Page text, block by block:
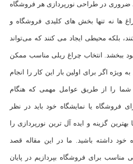
ضروری در طراحی نورپردازی هر فروشگاه
‌ها نه تنها بخش‌ های کلیدی فروشگاه و
بلکه محیطی ایجاد می ‌کنند که می‌تواند
ببخشد. انتخاب چراغ ریلی مناسب ممکن
‌ویژه اگر برای اولین بار این کار را انجام
شما را از طریق عوامل مهمی که هنگام
فروشگاه یا نمایشگاه خود باید در نظر
بهترین گزینه و ایده آل ترین نورپردازی را
خود داشته باشید. ما در این مقاله قصد
مناسب برای فروشگاه بپردازیم در پایان